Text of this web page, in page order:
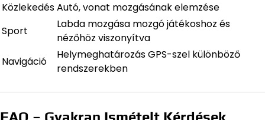
KözlekedésAutó, vonat mozgásának elemzése
Sport
Labda mozgása mozgó játékoshoz és
nézőhöz viszonyítva
Navigáció
Helymeghatározás GPS-szel különböző
rendszerekben
FAQ – Gyakran Ismételt Kérdések